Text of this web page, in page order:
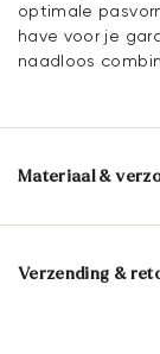
optimale
have voor je
naadloos
Materiaal &
Bovenwerk:
Verzending &